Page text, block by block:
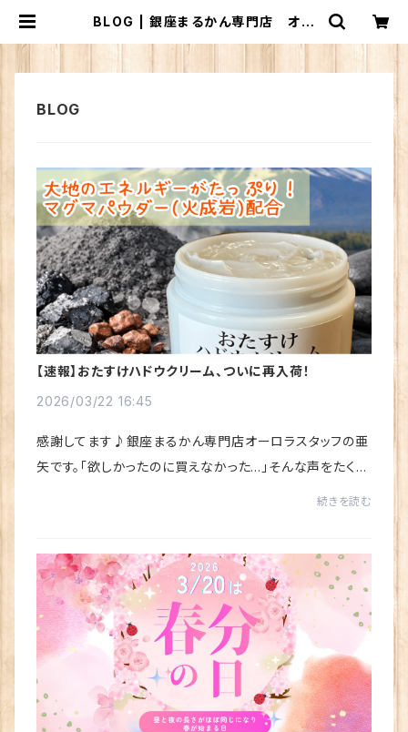
BLOG | 銀座まるかん専門店 オー
【速報】おたすけハドウクリーム、ついに再入荷！
2026/03/22 16:45
感謝してます♪銀座まるかん専門店オーロラスタッフの亜
矢です。「欲しかったのに買えなかった…」そんな声をたくさ
続きを読む